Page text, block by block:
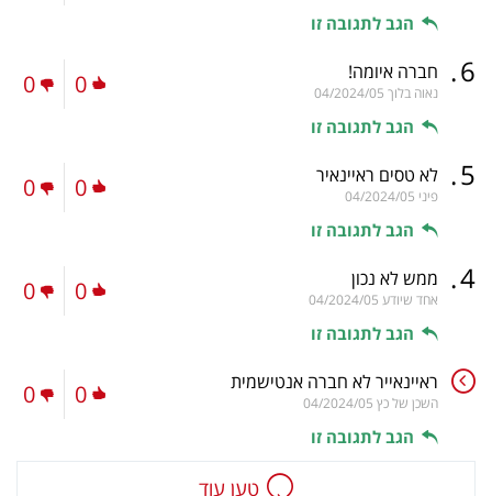
הגב לתגובה זו
6
. חברה איומה!
נאוה בלוך 04/2024/05
הגב לתגובה זו
0
0
5
. לא טסים ראיינאיר
פיני 04/2024/05
הגב לתגובה זו
0
0
4
. ממש לא נכון
אחד שיודע 04/2024/05
הגב לתגובה זו
0
0
ראיינאייר לא חברה אנטישמית
השכן של כץ 04/2024/05
הגב לתגובה זו
0
0
טען עוד